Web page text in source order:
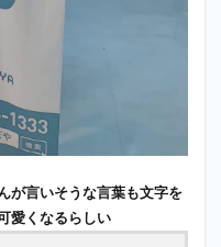
が言いそうな言葉も文字を
愛くなるらしい